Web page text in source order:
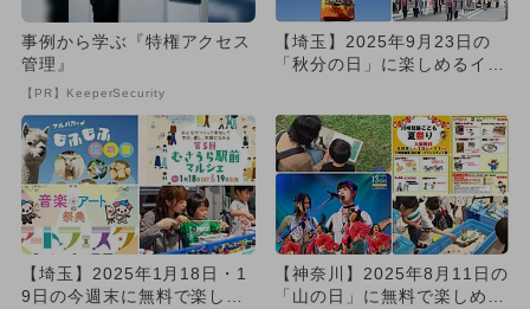
事例から学ぶ『特権アクセス
管理』
【PR】KeeperSecurity
【埼玉】2025年9月23日の
「秋分の日」に楽しめるイベ
【埼玉】2025年1月18日・1
9日の今週末に無料で楽しめ
【神奈川】2025年8月11日の
「山の日」に無料で楽しめる